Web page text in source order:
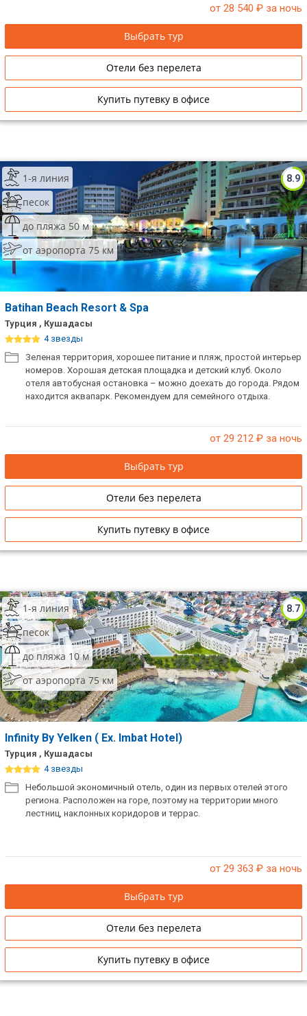
от 28 540 ₽ за ночь
Выбрать тур
Отели без перелета
Купить путевку в офисе
8.9
1-я линия
песок
до пляжа 50 м
от аэропорта 75 км
Batihan Beach Resort & Spa
Турция , Кушадасы
4 звезды
Зеленая территория, хорошее питание и пляж, простой интерьер
номеров. Хорошая детская площадка и детский клуб. Около
отеля автобусная остановка – можно доехать до города. Рядом
находится аквапарк. Рекомендуем для семейного отдыха.
от 29 212 ₽ за ночь
Выбрать тур
Отели без перелета
Купить путевку в офисе
8.7
1-я линия
песок
до пляжа 10 м
от аэропорта 75 км
Infinity By Yelken ( Ex. Imbat Hotel)
Турция , Кушадасы
4 звезды
Небольшой экономичный отель, один из первых отелей этого
региона. Расположен на горе, поэтому на территории много
лестниц, наклонных коридоров и террас.
от 29 363 ₽ за ночь
Выбрать тур
Отели без перелета
Купить путевку в офисе